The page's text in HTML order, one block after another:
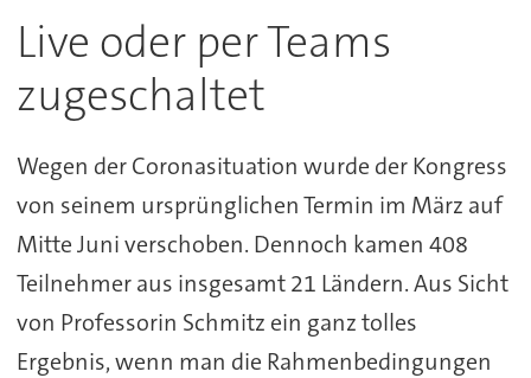
Live oder per Teams
zugeschaltet
Wegen der Coronasituation wurde der Kongress
von seinem ursprünglichen Termin im März auf
Mitte Juni verschoben. Dennoch kamen 408
Teilnehmer aus insgesamt 21 Ländern. Aus Sicht
von Professorin Schmitz ein ganz tolles
Ergebnis, wenn man die Rahmenbedingungen